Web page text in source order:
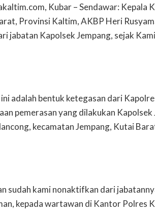
Kubar – Sendawar: Kepala
Provinsi Kaltim, AKBP Heri
jabatan Kapolsek Jempang, sejak
adalah bentuk ketegasan dari
pemerasan yang dilakukan
kecamatan Jempang, Kutai
sudah kami nonaktifkan dari
kepada wartawan di Kantor Polres